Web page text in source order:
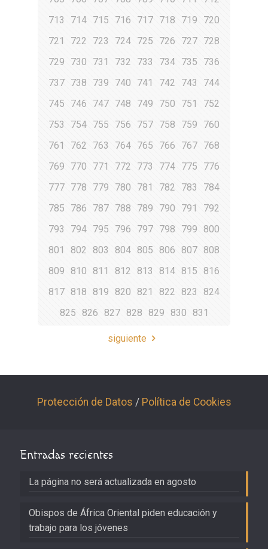
713
714 715 716 717 718 719
720
721
722 723 724 725 726 727 728
729
730 731 732 733 734 735
736
737 738 739 740 741 742 743
744
745
746 747 748 749 750 751
752
753
754 755 756 757 758 759
760
761
762 763 764 765 766 767 768
769
770 771 772 773 774 775
776
777 778 779 780 781 782 783
784
785
786 787 788 789 790 791
792
793
794 795 796 797 798 799
800
801
802 803 804 805 806 807 808
809
810 811 812 813 814 815
816
817 818 819 820 821 822 823
824
825
826 827 828 829 830 831
siguiente
Protección de Datos / Política de Cookies
Entradas recientes
La página no será actualizada en agosto
Obispos de África Oriental piden educación y
trabajo para los jóvenes